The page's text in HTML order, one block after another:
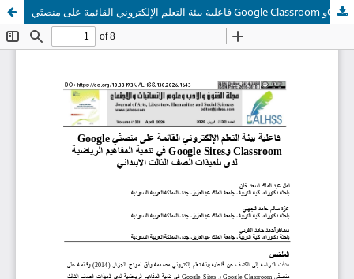
فاعلية بيئة التعلم الإلكتروني القائمة على منصتَي Google Classroom وGoogle Sites في تنمية المفاهيم الرياضية لدى تلميذات الصف الثالث الابتدائي